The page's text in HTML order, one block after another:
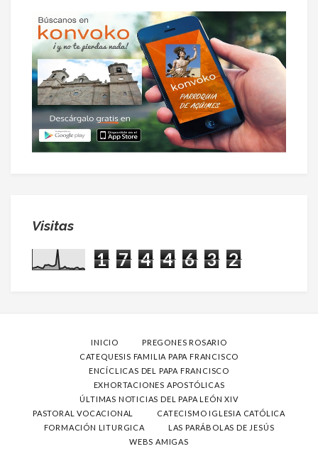
Visitas
1 7 4 4 6 3 2
INICIO
PREGONES ROSARIO
CATEQUESIS FAMILIA PAPA FRANCISCO
ENCÍCLICAS DEL PAPA FRANCISCO
EXHORTACIONES APOSTÓLICAS
ÚLTIMAS NOTICIAS DEL PAPA LEÓN XIV
PASTORAL VOCACIONAL
CATECISMO IGLESIA CATÓLICA
FORMACIÓN LITURGICA
LAS PARÁBOLAS DE JESÚS
WEBS AMIGAS